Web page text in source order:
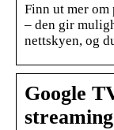
Finn ut mer
– den gir
nettskyen, og
Google